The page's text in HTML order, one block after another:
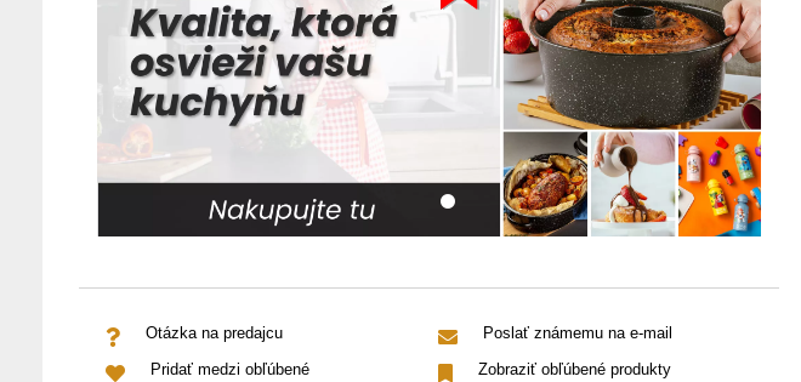
Otázka na predajcu
Poslať známemu na e-mail
Pridať medzi obľúbené
Zobraziť obľúbené produkty